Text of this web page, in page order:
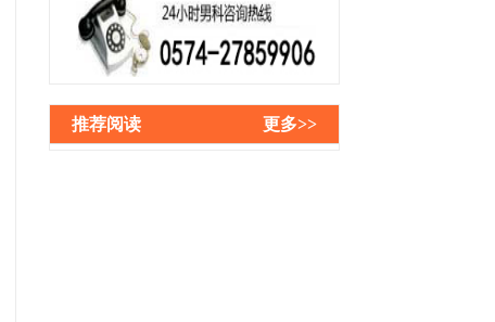
推荐阅读 更多>>